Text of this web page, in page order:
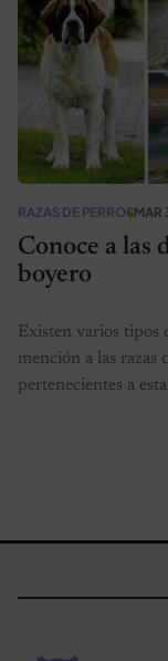
RAZAS DE PERROSMAR
Conoce a las
boyero
Existen varios tipos
mención a las razas
pertenecientes a